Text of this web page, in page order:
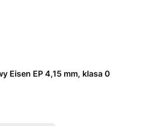
Eisen EP 4,15 mm, klasa 0